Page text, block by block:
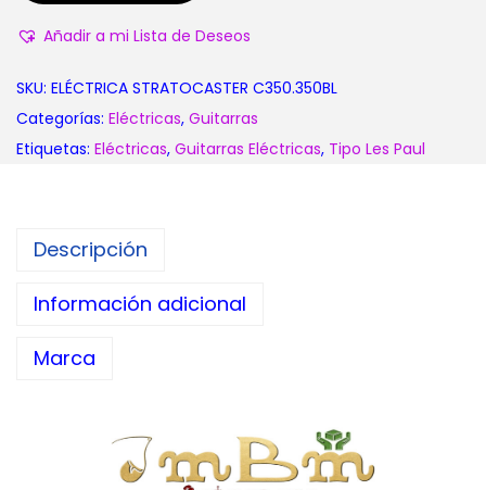
Añadir a mi Lista de Deseos
SKU: ELÉCTRICA STRATOCASTER C350.350BL
Categorías: Eléctricas, Guitarras
Etiquetas: Eléctricas, Guitarras Eléctricas, Tipo Les Paul
Descripción
Información adicional
Marca